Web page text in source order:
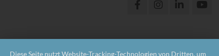
Diese Seite nutzt Website-Tracking-Technologien von Dritten, um